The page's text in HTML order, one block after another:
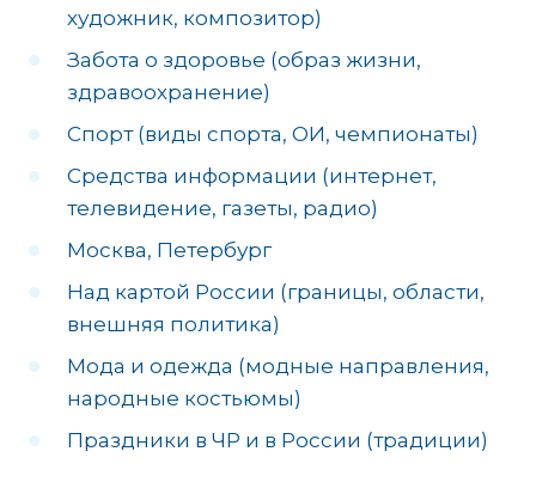
художник, композитор)
Забота о здоровье (образ жизни,
здравоохранение)
Спорт (виды спорта, ОИ, чемпионаты)
Средства информации (интернет,
телевидение, газеты, радио)
Москва, Петербург
Над картой России (границы, области,
внешняя политика)
Мода и одежда (модные направления,
народные костьюмы)
Праздники в ЧP и в России (традиции)